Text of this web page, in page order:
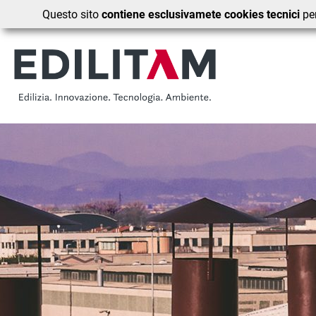
Questo sitocontiene esclusivamete cookies tecnici